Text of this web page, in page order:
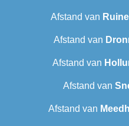
Afstand van
Afstand van
Afstand van
Afstand van
Afstand van